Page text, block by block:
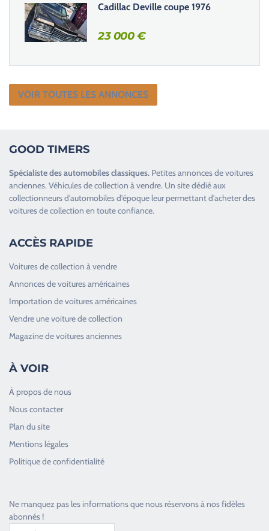
Cadillac Deville coupe 1976
23 000€
VOIR TOUTES LES ANNONCES
GOOD TIMERS
Spécialiste desautomobiles classiques. Petites annonces devoitures
anciennes.Véhicules de collection à vendre. Un site dédié aux
collectionneurs d’automobiles d’époque leur permettant d’acheter des
voitures de collection en toute confiance.
ACCÈS RAPIDE
Voitures de collection à vendre
Annonces de voitures américaines
Importation de voitures américaines
Vendre une voiture de collection
Magazine de voitures anciennes
À VOIR
À propos de nous
Nous contacter
Plan du site
Mentions légales
Politique de confidentialité
Ne manquez pas les informations que nous réservons à nos fidèles
abonnés !
Toujours heureux d'aider les passionnés